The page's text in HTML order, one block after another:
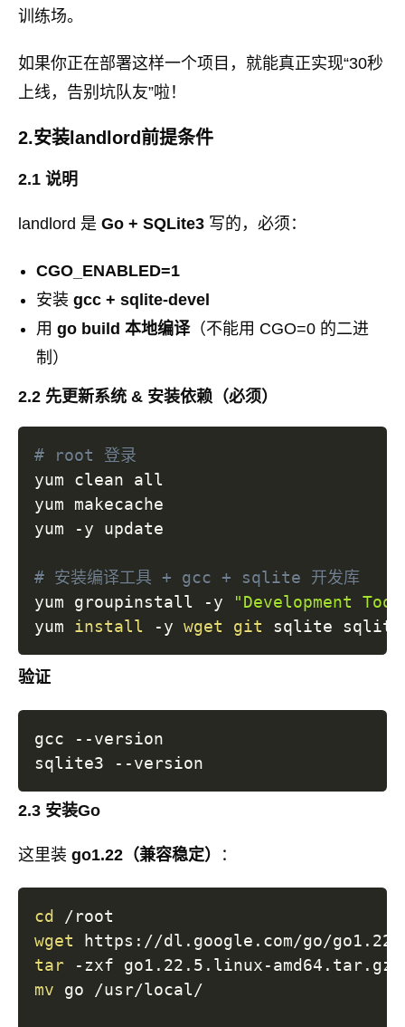
训练场。
如果你正在部署这样一个项目，就能真正实现“30秒
上线，告别坑队友”啦！
2.安装landlord前提条件
2.1 说明
landlord 是 Go + SQLite3 写的，必须：
CGO_ENABLED=1
安装 gcc + sqlite-devel
用 go build 本地编译（不能用 CGO=0 的二进
制）
2.2 先更新系统 & 安装依赖（必须）
# root 登录
yum clean all
yum makecache
yum -y update
# 安装编译工具 + gcc + sqlite 开发库
yum groupinstall -y
"Development
yum install -y wget git
验证
gcc --version
2.3 安装Go
这里装 go1.22（兼容稳定） ：
cd
wget
tar
mv go /usr/local/